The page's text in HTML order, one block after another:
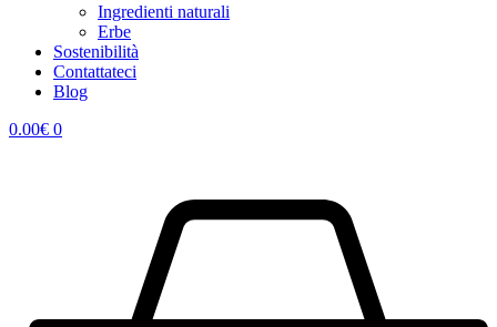
Ingredienti naturali
Erbe
Sostenibilità
Contattateci
Blog
0.00€ 0